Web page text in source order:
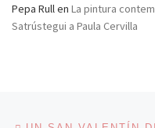
Pepa Rullen La pintura
Satrústegui a Paula Cervilla
Navegación